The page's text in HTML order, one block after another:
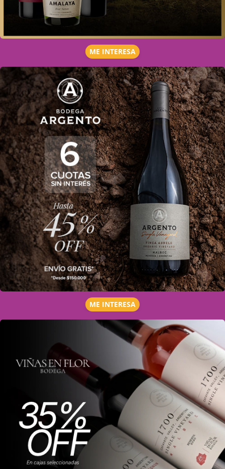
ME INTERESA
ME INTERESA